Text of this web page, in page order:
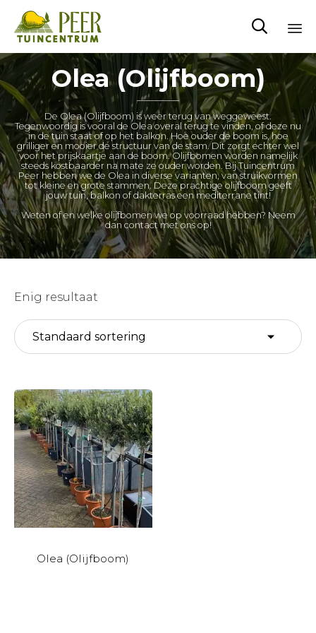

to
Olea (Olijfboom)
De Olea (Olijfboom) is weer terug van weggeweest.
Tegenwoordig is vooral de Olea overal terug te vinden, of deze nu
in de tuin staat of op het balkon. Hoe ouder de boom is, hoe
grilliger en mooier de structuur van de stam. Dit zorgt echter wel
voor het prijskaartje aan de boom. Olijfbomen worden namelijk
steeds kostbaarder na mate ze ouder worden. Bij Tuincentrum
Peer hebben we de Olea in diverse varianten, van struikvormen
tot kleine en grote stammen. Deze prachtige olijfboom geeft
jouw tuin, balkon of dakterras een mediterrane tint!
Weten of en welke olijfbomen we op voorraad hebben? Neem
dan contact met ons op!
Enig resultaat
Olea (Olijfboom)